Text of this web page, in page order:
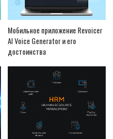
Мобильное приложение Revoicer
AI Voice Generator и его
достоинства